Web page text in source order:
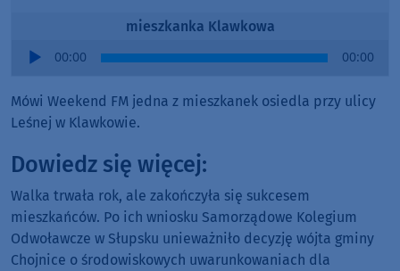
mieszkanka Klawkowa
Audio
00:00 00:00
Mówi Weekend FM jedna z mieszkanek osiedla przy ulicy
Leśnej w Klawkowie.
Dowiedz się więcej:
Walka trwała rok, ale zakończyła się sukcesem
mieszkańców. Po ich wniosku Samorządowe Kolegium
Odwoławcze w Słupsku unieważniło decyzję wójta gminy
Chojnice o środowiskowych uwarunkowaniach dla